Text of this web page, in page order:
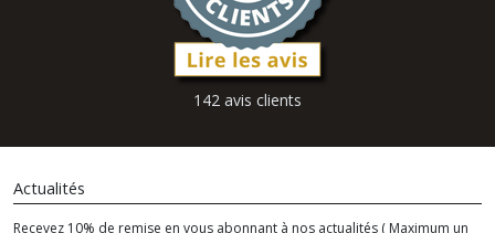
142 avis clients
Actualités
Recevez 10% de remise en vous abonnant à nos actualités ( Maximum un